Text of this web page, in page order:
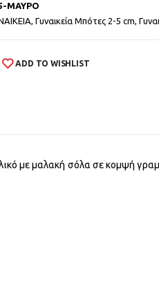
ΜΑΥΡΟ
, Γυναικεία Μπότες 2-5 cm,
ADD TO WISHLIST
με μαλακή σόλα σε κομψή